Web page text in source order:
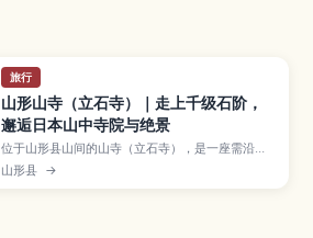
旅行
山形山寺（立石寺）｜走上千级石阶，
邂逅日本山中寺院与绝景
位于山形县山间的山寺（立石寺），是一座需沿约
一千级石阶而上的佛教古寺，从山腰眺望可将山形
市景色尽收眼底。本文将介绍寺院的历史与松尾芭
山形县 →